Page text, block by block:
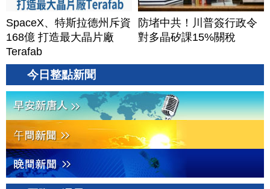
SpaceX、特斯拉德州斥資
168億 打造最大晶片廠
Terafab
防堵中共！川普簽行政令
對多晶矽課15%關稅
今日整點新聞